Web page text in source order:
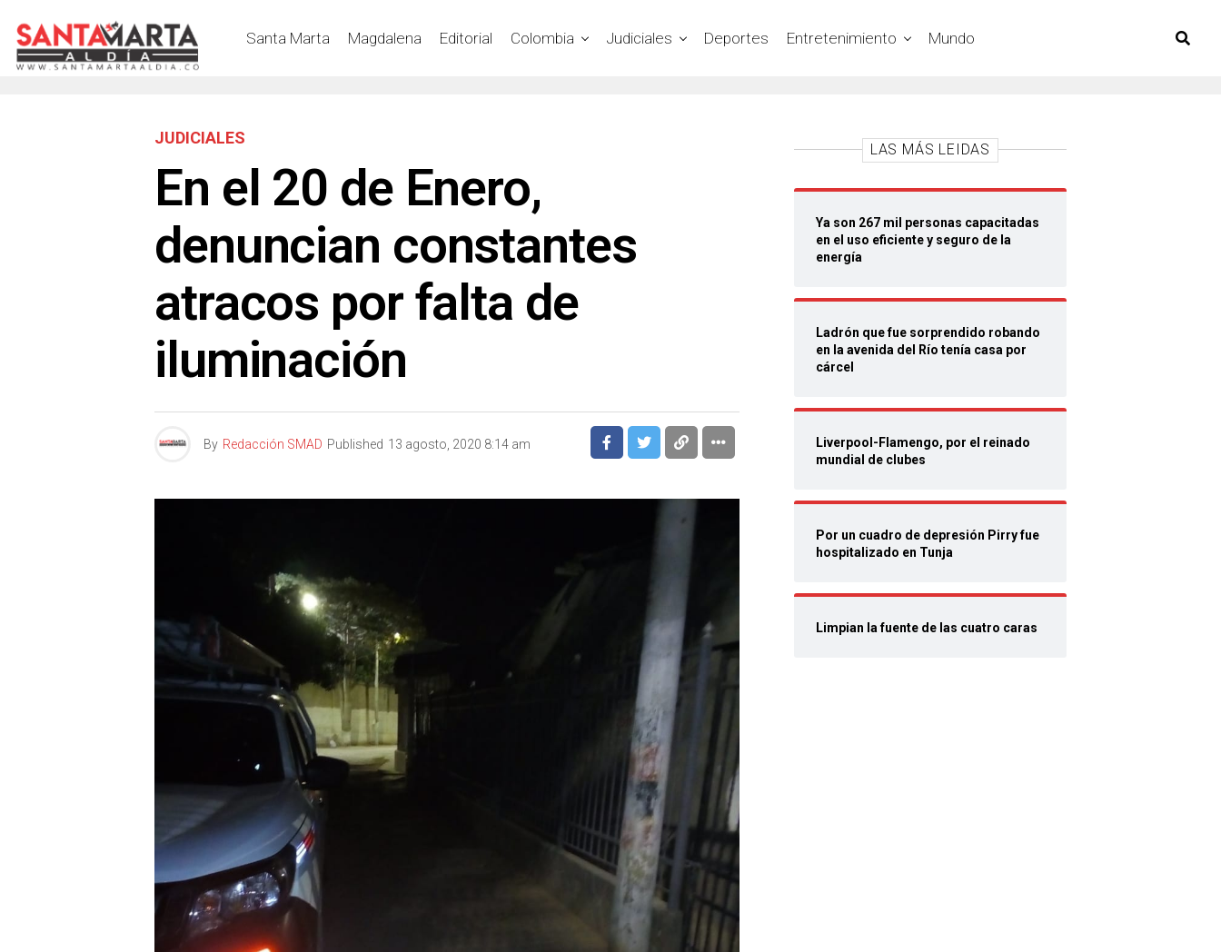
Santa Marta Magdalena Editorial Colombia Judiciales Deportes Entretenimiento Mundo
JUDICIALES
En el 20 de Enero,
denuncian constantes
atracos por falta de
iluminación
By Redacción SMAD Published 13 agosto, 2020 8:14 am
LAS MÁS LEIDAS
Ya son 267 mil personas capacitadas
en el uso eficiente y seguro de la
energía
Ladrón que fue sorprendido robando
en la avenida del Río tenía casa por
cárcel
Liverpool-Flamengo, por el reinado
mundial de clubes
Por un cuadro de depresión Pirry fue
hospitalizado en Tunja
Limpian la fuente de las cuatro caras